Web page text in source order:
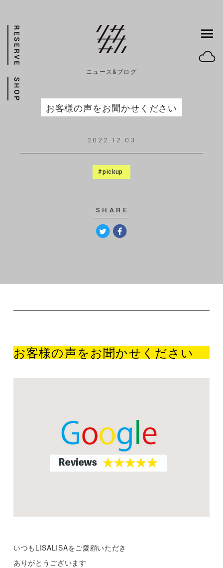
ニュース&ブログ
お客様の声をお聞かせください
2022.12.03
#pickup
SHARE
お客様の声をお聞かせください
いつもLISALISAをご愛顧いただき
ありがとうございます